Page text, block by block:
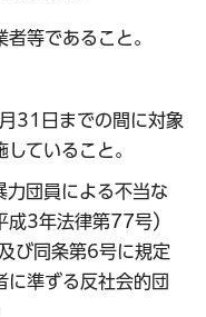
等であること。
31日までの間に対象
ていること。
力団員による不当な
成3年法律第77号）
び同条第6号に規定
に準ずる反社会的団